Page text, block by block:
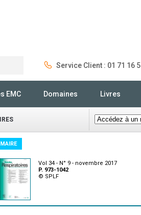
Service Client : 01 71 16
EMC Domaines Livres
Vol 34 - N° 9 - novembre 2017
P. 973-1042
© SPLF